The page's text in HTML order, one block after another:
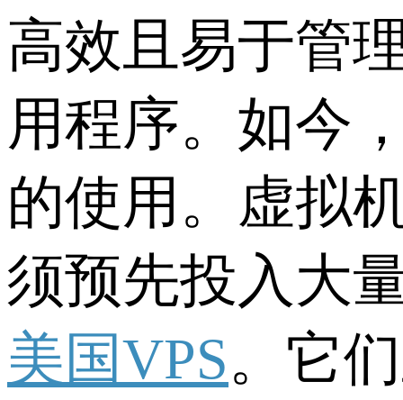
高效且易于管
用程序。如今
的使用。虚拟
须预先投入大
美国VPS。它